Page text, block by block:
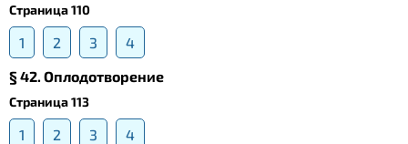
Страница 110
1 2 3
4
§ 42. Оплодотворение
Страница 113
1 2 3
4